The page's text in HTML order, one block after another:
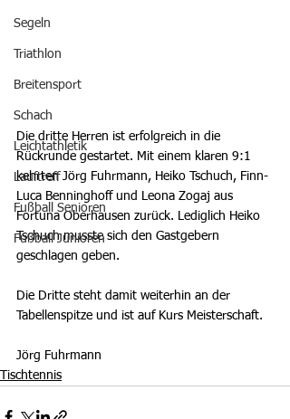
Segeln
Triathlon
Breitensport
Schach
Leichtathletik
Lauftreff
Fußball Senioren
Fußball Junioren
Die dritte Herren ist erfolgreich in die
Rückrunde gestartet. Mit einem klaren 9:1
kehrten Jörg Fuhrmann, Heiko Tschuch, Finn-
Luca Benninghoff und Leona Zogaj aus
Fortuna Oberhausen zurück. Lediglich Heiko
Tschuch musste sich den Gastgebern
geschlagen geben.
Die Dritte steht damit weiterhin an der
Tabellenspitze und ist auf Kurs Meisterschaft.
Jörg Fuhrmann
Tischtennis